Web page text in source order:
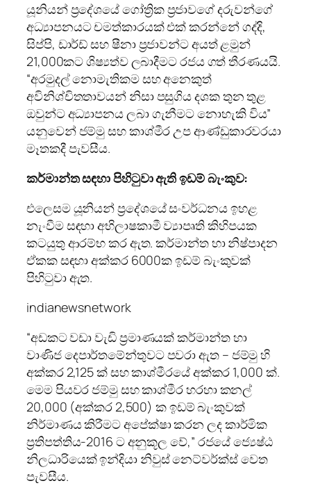
යූනියන් ප්‍රදේශයේ ගෝත්‍රික ප්‍රජාවගේ දරුවන්ගේ
අධ්‍යාපනයට චමත්කාරයක් එක් කරන්නේ ගද්දි,
සිප්පි, ඩාර්ඩ් සහ ෂීනා ප්‍රජාවන්ට අයත් ළමුන්
21,000කට ශිෂ්‍යත්ව ලබාදීමට රජය ගත් තීරණයයි.
“අරමුදල් නොමැතිකම සහ අනෙකුත්
අවිනිශ්චිතතාවයන් නිසා පසුගිය දශක තුන තුළ
ඔවුන්ට අධ්‍යාපනය ලබා ගැනීමට නොහැකි විය”
යනුවෙන් ජම්මු සහ කාශ්මීර උප ආණ්ඩුකාරවරයා
මෑතකදී පැවසීය.
කර්මාන්ත සඳහා පිහිටුවා ඇති ඉඩම් බැංකුව:
එලෙසම යූනියන් ප්‍රදේශයේ සංවර්ධනය ඉහළ
නැංවීම සඳහා අභිලාෂකාමී ව්‍යාපෘති කිහිපයක
කටයුතු ආරම්භ කර ඇත. කර්මාන්ත හා නිෂ්පාදන
ඒකක සඳහා අක්කර 6000ක ඉඩම් බැංකුවක්
පිහිටුවා ඇත.
indianewsnetwork
“අඩකට වඩා වැඩි ප්‍රමාණයක් කර්මාන්ත හා
වාණිජ දෙපාර්තමේන්තුවට පවරා ඇත – ජම්මු හි
අක්කර 2,125 ක් සහ කාශ්මීරයේ අක්කර 1,000 ක්.
මෙම පියවර ජම්මු සහ කාශ්මීර හරහා කනල්
20,000 (අක්කර 2,500) ක ඉඩම් බැංකුවක්
නිර්මාණය කිරීමට අපේක්ෂා කරන ලද කාර්මික
ප්‍රතිපත්තිය-2016 ට අනුකූල වේ,” රජයේ ජ්‍යෙෂ්ඨ
නිලධාරියෙක් ඉන්දියා නිවුස් නෙට්වර්ක්ස් වෙත
පැවසීය.